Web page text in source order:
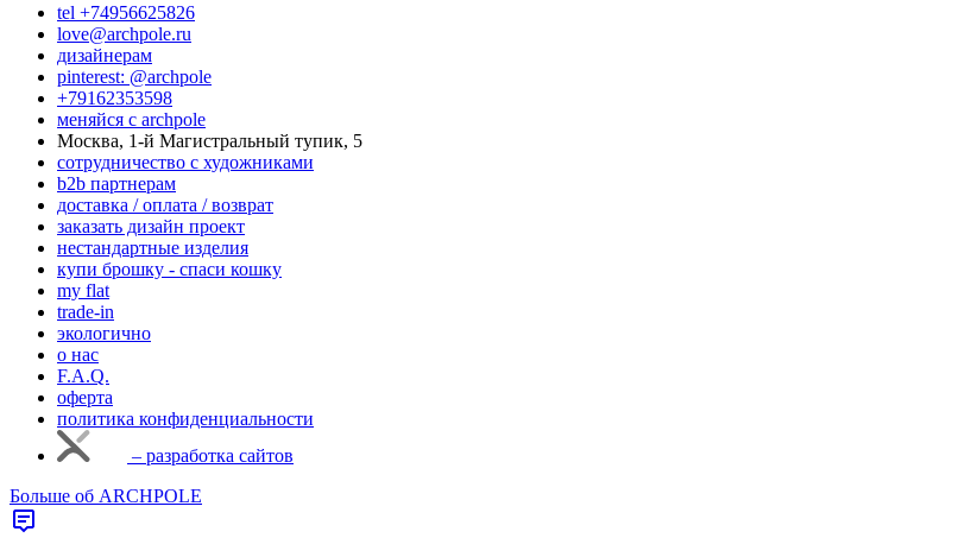
tel +74956625826
love@archpole.ru
дизайнерам
pinterest: @archpole
+79162353598
меняйся с аrchpole
Москва, 1-й Магистральный тупик, 5
cотрудничество с художниками
b2b партнерам
доставка / оплата / возврат
заказать дизайн проект
нестандартные изделия
купи брошку - спаси кошку
my flat
trade-in
экологично
о нас
F.A.Q.
оферта
политика конфиденциальности
– разработка сайтов
Больше об ARCHPOLE